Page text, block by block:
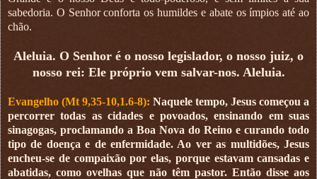
sabedoria. O Senhor conforta os humildes e abate os ímpios até ao
chão.
Aleluia. O Senhor é o nosso legislador, o nosso juiz, o
nosso rei: Ele próprio vem salvar-nos. Aleluia.
Evangelho (Mt 9,35-10,1.6-8): Naquele tempo, Jesus começou a
percorrer todas as cidades e povoados, ensinando em suas
sinagogas, proclamando a Boa Nova do Reino e curando todo
tipo de doença e de enfermidade. Ao ver as multidões, Jesus
encheu-se de compaixão por elas, porque estavam cansadas e
abatidas, como ovelhas que não têm pastor. Então disse aos